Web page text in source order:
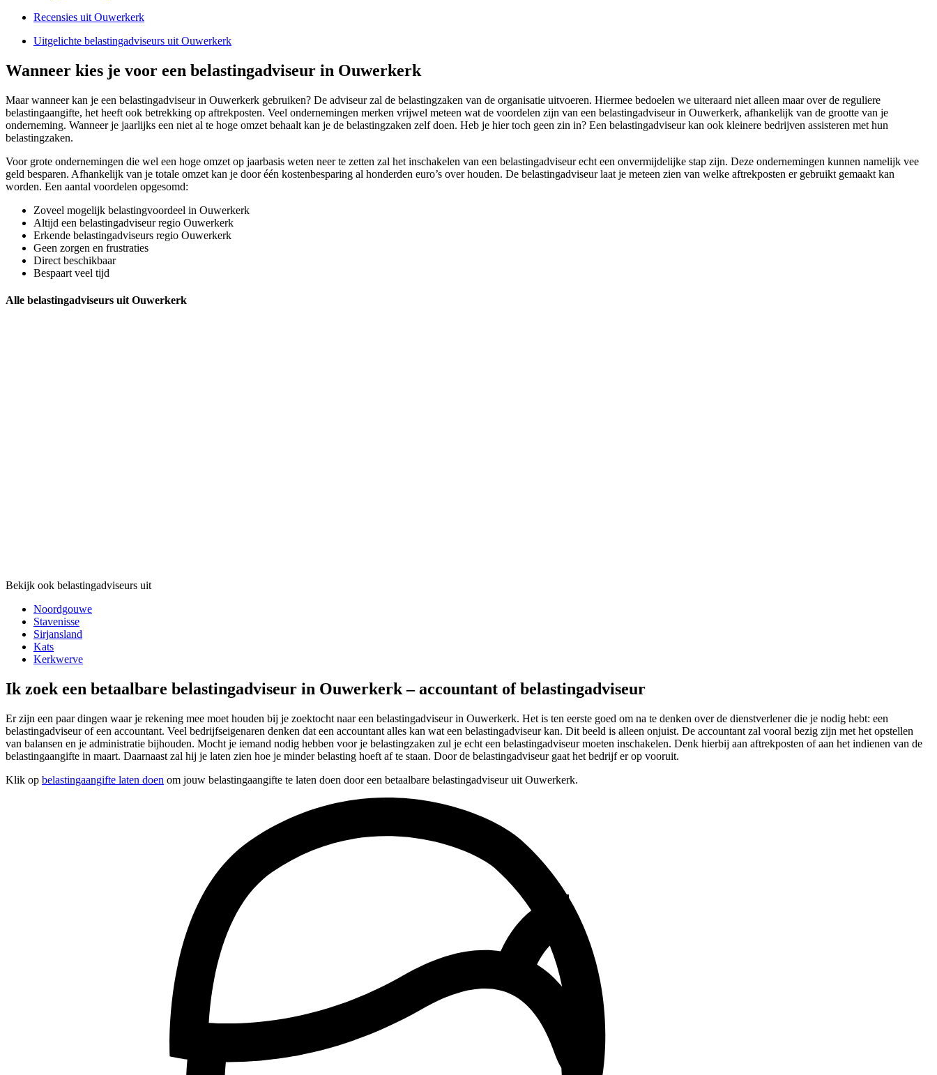
Recensies uit Ouwerkerk
Uitgelichte belastingadviseurs uit Ouwerkerk
Wanneer kies je voor een belastingadviseur in Ouwerkerk
Maar wanneer kan je een belastingadviseur in Ouwerkerk gebruiken? De adviseur zal de belastingzaken van de organisatie uitvoeren. Hiermee bedoelen we uiteraard niet alleen maar over de reguliere
belastingaangifte, het heeft ook betrekking op aftrekposten. Veel ondernemingen merken vrijwel meteen wat de voordelen zijn van een belastingadviseur in Ouwerkerk, afhankelijk van de grootte van je
onderneming. Wanneer je jaarlijks een niet al te hoge omzet behaalt kan je de belastingzaken zelf doen. Heb je hier toch geen zin in? Een belastingadviseur kan ook kleinere bedrijven assisteren met hun
belastingzaken.
Voor grote ondernemingen die wel een hoge omzet op jaarbasis weten neer te zetten zal het inschakelen van een belastingadviseur echt een onvermijdelijke stap zijn. Deze ondernemingen kunnen namelijk vee
geld besparen. Afhankelijk van je totale omzet kan je door één kostenbesparing al honderden euro’s over houden. De belastingadviseur laat je meteen zien van welke aftrekposten er gebruikt gemaakt kan
worden. Een aantal voordelen opgesomd:
Zoveel mogelijk belastingvoordeel in Ouwerkerk
Altijd een belastingadviseur regio Ouwerkerk
Erkende belastingadviseurs regio Ouwerkerk
Geen zorgen en frustraties
Direct beschikbaar
Bespaart veel tijd
Alle belastingadviseurs uit Ouwerkerk
Bekijk ook belastingadviseurs uit
Noordgouwe
Stavenisse
Sirjansland
Kats
Kerkwerve
Ik zoek een betaalbare belastingadviseur in Ouwerkerk – accountant of belastingadviseur
Er zijn een paar dingen waar je rekening mee moet houden bij je zoektocht naar een belastingadviseur in Ouwerkerk. Het is ten eerste goed om na te denken over de dienstverlener die je nodig hebt: een
belastingadviseur of een accountant. Veel bedrijfseigenaren denken dat een accountant alles kan wat een belastingadviseur kan. Dit beeld is alleen onjuist. De accountant zal vooral bezig zijn met het opstellen
van balansen en je administratie bijhouden. Mocht je iemand nodig hebben voor je belastingzaken zul je echt een belastingadviseur moeten inschakelen. Denk hierbij aan aftrekposten of aan het indienen van de
belastingaangifte in maart. Daarnaast zal hij je laten zien hoe je minder belasting hoeft af te staan. Door de belastingadviseur gaat het bedrijf er op vooruit.
Klik op belastingaangifte laten doen om jouw belastingaangifte te laten doen door een betaalbare belastingadviseur uit Ouwerkerk.